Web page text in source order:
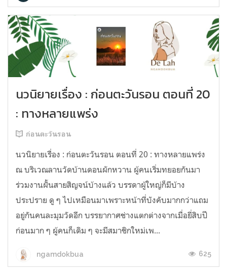
นวนิยายเรื่อง : ก่อนตะวันรอน ตอนที่ 20
: ทางหลายแพร่ง
ก่อนตะวันรอน
นวนิยายเรื่อง : ก่อนตะวันรอน ตอนที่ 20 : ทางหลายแพร่ง
ณ บริเวณลานวัดบ้านดอนผักหวาน ผู้คนเริ่มทยอยกันมา
ร่วมงานฝั้นสายสิญจน์บ้างแล้ว บรรดาผู้ใหญ่ก็มีบ้าง
ประปราย ดู ๆ ไปเหมือนมาเพราะหน้าที่บังคับมากกว่าแถม
อยู่กันคนละมุมวัดอีก บรรยากาศช่างแตกต่างจากเมื่อยี่สิบปี
ก่อนมาก ๆ ผู้คนก็เดิม ๆ จะมีสมาชิกใหม่เพ...
ngamdokbua 625